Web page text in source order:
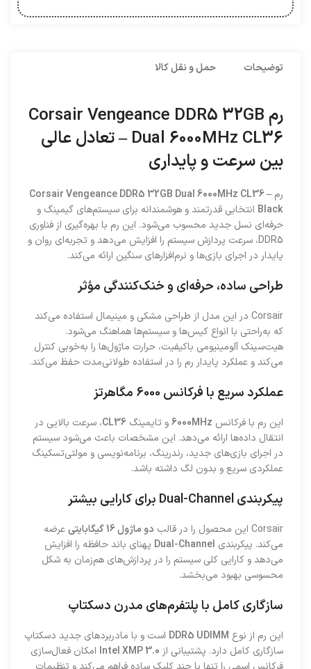
توضیحات حمل و نقل کالا
رم Corsair Vengeance DDR5 32GB
Dual 6000MHz CL36 – تعادل عالی
بین سرعت و پایداری
رم Corsair Vengeance DDR5 32GB Dual 6000MHz CL36 –
Black انتخابی قدرتمند و هوشمندانه برای سیستم‌های گیمینگ و
حرفه‌ای نسل جدید محسوب می‌شود. این رم با بهره‌گیری از فناوری
DDR5، سرعت پردازش سیستم را افزایش می‌دهد و تجربه‌ای روان و
پایدار در اجرای بازی‌ها و نرم‌افزارهای سنگین ارائه می‌کند.
طراحی ساده، حرفه‌ای و خنک‌کنندگی مؤثر
Corsair در این مدل از طراحی مشکی و مینیمال استفاده می‌کند
که به‌راحتی با انواع کیس‌ها و سیستم‌ها هماهنگ می‌شود.
هیت‌سینک آلومینیومی باکیفیت، حرارت ماژول‌ها را به‌خوبی کنترل
می‌کند و عملکرد پایدار رم را در استفاده طولانی‌مدت حفظ می‌کند.
عملکرد سریع با فرکانس 6000 مگاهرتز
این رم با فرکانس 6000MHzو تایمینگ CL36، سرعت بالایی در
انتقال داده‌ها ارائه می‌دهد. این مشخصات باعث می‌شود سیستم
در اجرای بازی‌های جدید، رندرینگ، برنامه‌نویسی و مولتی‌تسکینگ
عملکردی سریع و بدون لگ داشته باشد.
پیکربندی Dual-Channel برای کارایی بیشتر
Corsair این محصول را در قالب دو ماژول 16 گیگابایتی
عرضه
می‌کند. پیکربندی Dual-Channel پهنای باند حافظه را افزایش
می‌دهد و کارایی کلی سیستم را در پردازش‌های هم‌زمان به شکل
محسوسی بهبود می‌بخشد.
سازگاری کامل با پلتفرم‌های مدرن دسکتاپ
این رم از نوع DDR5 UDIMM است و با مادربردهای جدید دسکتاپ
سازگاری کامل دارد. پشتیبانی از Intel XMP 3.0 امکان فعال‌سازی